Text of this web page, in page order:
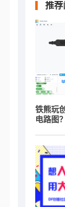
推荐
铁熊玩
电路图？